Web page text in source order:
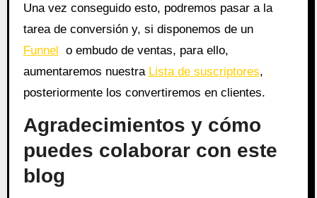
Una vez conseguido esto, podremos pasar a la
tarea de conversión y, si disponemos de un
Funnel o embudo de ventas, para ello,
aumentaremos nuestra Lista de suscriptores,
posteriormente los convertiremos en clientes.
Agradecimientos y cómo
puedes colaborar con este
blog